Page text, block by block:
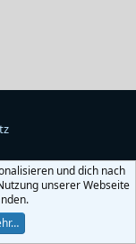
und dich nach
unserer Webseite